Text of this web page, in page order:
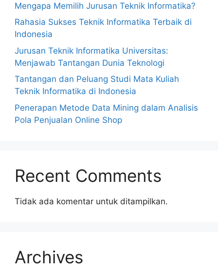
Mengapa Memilih Jurusan Teknik Informatika?
Rahasia Sukses Teknik Informatika Terbaik di
Indonesia
Jurusan Teknik Informatika Universitas:
Menjawab Tantangan Dunia Teknologi
Tantangan dan Peluang Studi Mata Kuliah
Teknik Informatika di Indonesia
Penerapan Metode Data Mining dalam Analisis
Pola Penjualan Online Shop
Recent Comments
Tidak ada komentar untuk ditampilkan.
Archives